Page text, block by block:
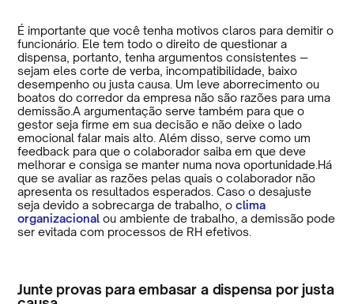
É importante que você tenha motivos claros para demitir o
funcionário. Ele tem todo o direito de questionar a
dispensa, portanto, tenha argumentos consistentes ―
sejam eles corte de verba, incompatibilidade, baixo
desempenho ou justa causa. Um leve aborrecimento ou
boatos do corredor da empresa não são razões para uma
demissão.A argumentação serve também para que o
gestor seja firme em sua decisão e não deixe o lado
emocional falar mais alto. Além disso, serve como um
feedback para que o colaborador saiba em que deve
melhorar e consiga se manter numa nova oportunidade.Há
que se avaliar as razões pelas quais o colaborador não
apresenta os resultados esperados. Caso o desajuste
seja devido a sobrecarga de trabalho, oclima
organizacional ou ambiente de trabalho, a demissão pode
ser evitada com processos de RH efetivos.
Junte provas para embasar a dispensa por justa